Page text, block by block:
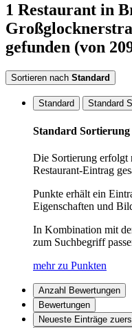
1 Restaurant in
gefunden (von
Sortieren nach Standard
Standard Standard
Standard
Die Sortierung erfolgt
Restaurant-Eintrag
Punkte erhält ein
Eigenschaften und
In Kombination mit
zum Suchbegriff
mehr zu Punkten
Anzahl Bewertungen
Bewertungen
Neueste Einträge